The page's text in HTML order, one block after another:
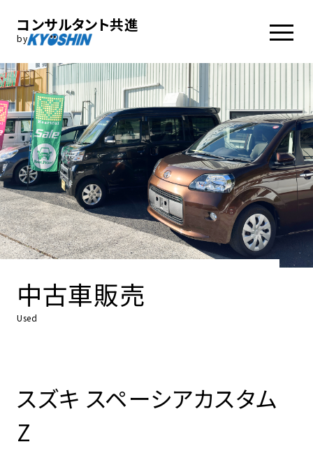
コンサルタント共進
by
中古車販売
Used
スズキ スペーシアカスタム
Z